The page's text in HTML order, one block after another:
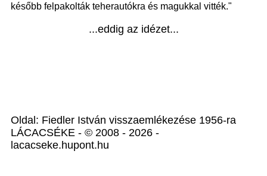
később felpakolták teherautókra és magukkal vitték."
...eddig az idézet...
Oldal: Fiedler István visszaemlékezése 1956-ra
LÁCACSÉKE - © 2008 - 2026 -
lacacseke.hupont.hu